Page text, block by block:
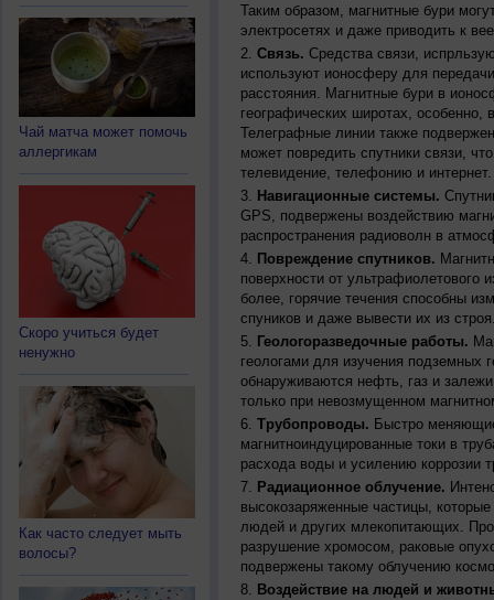
Чай матча может помочь
аллергикам
Скоро учиться будет
ненужно
Как часто следует мыть
волосы?
Таким образом, магнитные бури
электросетях и даже приводить к
Связь. Средства связи,
используют ионосферу для
расстояния. Магнитные бури в
географических широтах,
Телеграфные линии также
может повредить спутники связи,
телевидение, телефонию и интернет.
Навигационные системы.
GPS, подвержены воздействию
распространения радиоволн в
Повреждение спутников.
поверхности от ультрафиолетового
более, горячие течения способны
спуников и даже вывести их из
Геологоразведочные работы.
геологами для изучения подземных
обнаруживаются нефть, газ и
только при невозмущенном
Трубопроводы. Быстро
магнитноиндуцированные токи в
расхода воды и усилению коррозии
Радиационное облучение.
высокозаряженные частицы,
людей и других млекопитающих.
разрушение хромосом, раковые
подвержены такому облучению
Воздействие на людей и